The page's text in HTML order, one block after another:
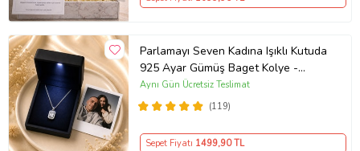
Parlamayı Seven Kadına Işıklı Kutuda
925 Ayar Gümüş Baget Kolye -
Kişiye Özel Fotoğraf Hediye
(119)
Aynı Gün Ücretsiz Teslimat
Sepet Fiyatı 1499,90 TL